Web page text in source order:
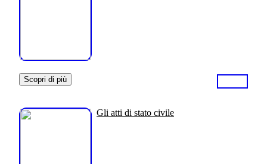
Scopri di più
Gli atti di stato civile